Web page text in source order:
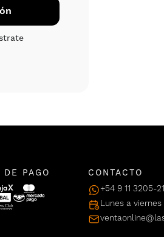
DE PAGO
CONTACTO
+54 9 11 3205-
Lunes a